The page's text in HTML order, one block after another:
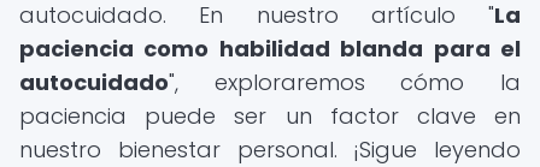
autocuidado. En nuestro artículo "La
paciencia como habilidad blanda para el
autocuidado", exploraremos cómo la
paciencia puede ser un factor clave en
nuestro bienestar personal. ¡Sigue leyendo